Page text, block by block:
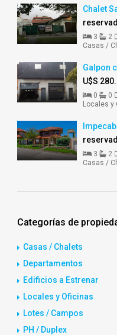
Chalet
3 2
Casas /
Galpon
U$S
0 0
Locales y
3 2
Casas /
Categorías de
Casas / Chalets
Departamentos
Edificios a Estrenar
Locales y Oficinas
Lotes / Campos
PH / Duplex